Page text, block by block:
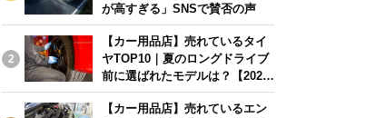
が高すぎる」SNSで賛否の声
2
【カー用品店】売れているタイ
ヤTOP10｜夏のロングドライブ
前に選ばれたモデルは？【2026
年6月版】
【カー用品店】売れているエン